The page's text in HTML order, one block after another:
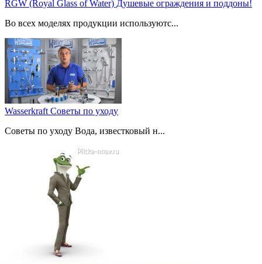
RGW (Royal Glass of Water) Душевые ограждения и поддоны!
Во всех моделях продукции используютс...
Wasserkraft Советы по уходу
Советы по уходу Вода, известковый н...